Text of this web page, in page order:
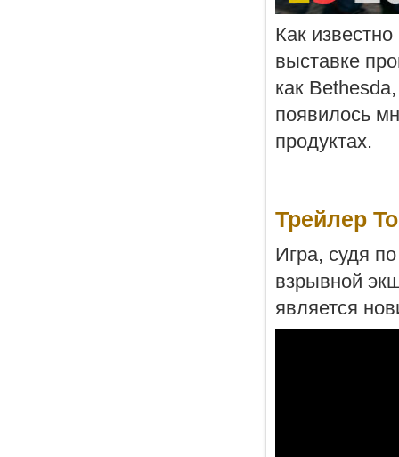
Как
выставке
как
появилось
продуктах.
Трейлер
Игра, судя
взрывной
является